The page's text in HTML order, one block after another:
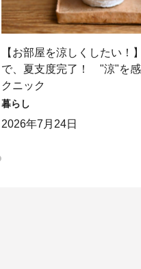
【お部屋を涼しくしたい！
で、夏支度完了！ "涼"を
クニック
暮らし
2026年7月24日